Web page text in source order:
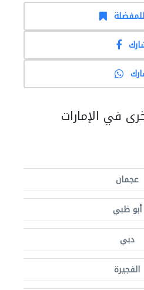
في الإمارات
عجمان
أبو ظبي
دبي
الفجيرة